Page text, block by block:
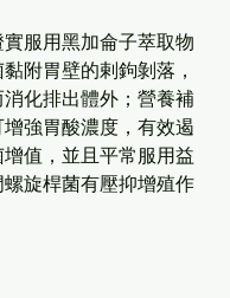
服用黑加侖子萃取物
附胃壁的剌鉤剝落，
化排出體外；營養補
強胃酸濃度，有效遏
值，並且平常服用益
旋桿菌有壓抑增殖作